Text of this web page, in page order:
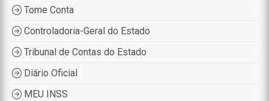
Tome Conta
Controladoria-Geral do Estado
Tribunal de Contas do Estado
Diário Oficial
MEU INSS